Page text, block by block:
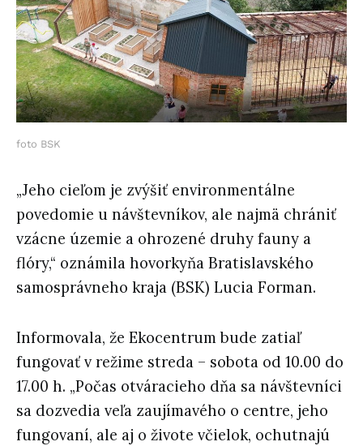
foto BSK
„Jeho cieľom je zvýšiť environmentálne
povedomie u návštevníkov, ale najmä chrániť
vzácne územie a ohrozené druhy fauny a
flóry,“ oznámila hovorkyňa Bratislavského
samosprávneho kraja (BSK) Lucia Forman.
Informovala, že Ekocentrum bude zatiaľ
fungovať v režime streda – sobota od 10.00 do
17.00 h. „Počas otváracieho dňa sa návštevníci
sa dozvedia veľa zaujímavého o centre, jeho
fungovaní, ale aj o živote včielok, ochutnajú